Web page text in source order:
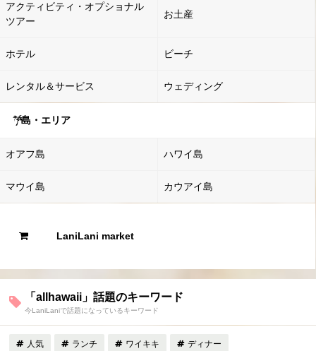
アクティビティ・オプショナル
ツアー
お土産
ホテル ビーチ
レンタル＆サービス ウェディング
島・エリア
オアフ島 ハワイ島
マウイ島 カウアイ島
LaniLani market
「allhawaii」話題のキーワード
今LaniLaniで話題になっているキーワード
人気 ランチ ワイキキ ディナー